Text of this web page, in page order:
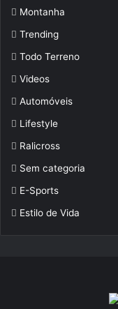
Montanha
Trending
Todo Terreno
Videos
Automóveis
Lifestyle
Ralicross
Sem categoria
E-Sports
Estilo de Vida